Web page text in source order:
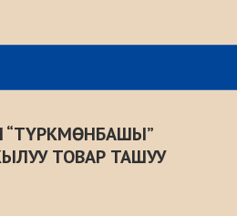
ТОВАР ТАШУУ